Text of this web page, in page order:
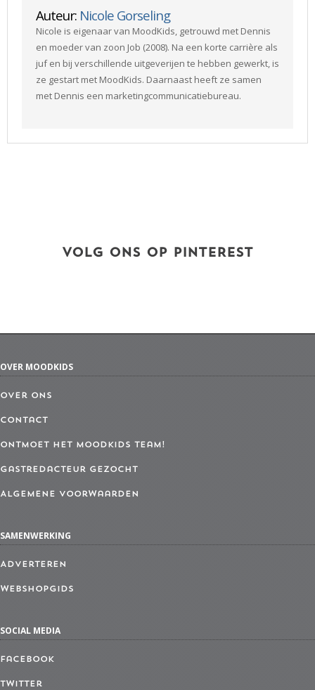
Auteur: Nicole Gorseling
Nicole is eigenaar van MoodKids, getrouwd met Dennis
en moeder van zoon Job (2008). Na een korte carrière als
juf en bij verschillende uitgeverijen te hebben gewerkt, is
ze gestart met MoodKids. Daarnaast heeft ze samen
met Dennis een marketingcommunicatiebureau.
VOLG ONS OP PINTEREST
OVER MOODKIDS
Over ons
Contact
Ontmoet het MoodKids Team!
Gastredacteur gezocht
Algemene Voorwaarden
SAMENWERKING
Adverteren
Webshopgids
SOCIAL MEDIA
Facebook
Twitter